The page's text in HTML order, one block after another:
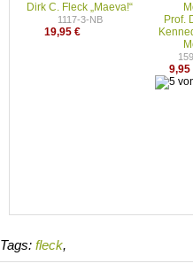
Dirk C. Fleck „Maeva!“
1117-3-NB
19,95 €
Prof.
9,95
Tags: fleck,